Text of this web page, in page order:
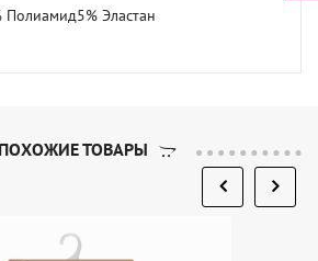
Полиамид5% Эластан
ПОХОЖИЕ ТОВАРЫ